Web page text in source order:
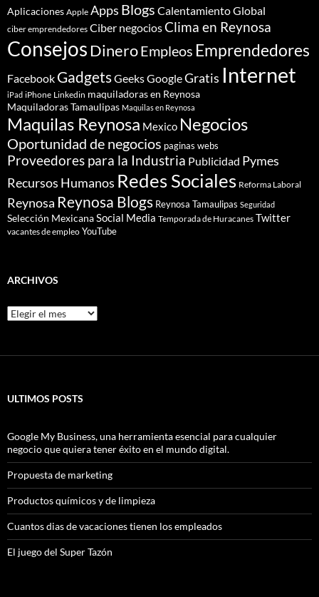
Aplicaciones Apple Apps Blogs Calentamiento Global
ciber emprendedores Ciber negociosClima en Reynosa
ConsejosDineroEmpleos Emprendedores
Facebook GadgetsGeeksGoogleGratis Internet
iPad iPhone Linkedin maquiladoras en Reynosa
Maquiladoras Tamaulipas Maquilas en Reynosa
Maquilas Reynosa Mexico Negocios
Oportunidad de negocios paginas webs
Proveedores para la Industria Publicidad Pymes
Recursos Humanos Redes Sociales Reforma Laboral
Reynosa Reynosa Blogs Reynosa Tamaulipas Seguridad
Selección MexicanaSocial Media Temporada de Huracanes Twitter
vacantes de empleo YouTube
ARCHIVOS
Archivos
ULTIMOS POSTS
Google My Business, una herramienta esencial para cualquier
negocio que quiera tener éxito en el mundo digital.
Propuesta de marketing
Productos químicos y de limpieza
Cuantos dias de vacaciones tienen los empleados
El juego del Super Tazón